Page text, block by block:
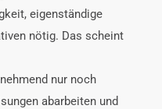
eigenständige
nötig. Das scheint
nur noch
abarbeiten und